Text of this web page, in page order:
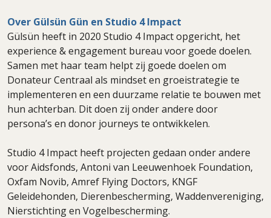
Over Gülsün Gün en Studio 4 Impact
Gülsün heeft in 2020 Studio 4 Impact opgericht, het
experience & engagement bureau voor goede doelen.
Samen met haar team helpt zij goede doelen om
Donateur Centraal als mindset en groeistrategie te
implementeren en een duurzame relatie te bouwen met
hun achterban. Dit doen zij onder andere door
persona’s en donor journeys te ontwikkelen.
Studio 4 Impact heeft projecten gedaan onder andere
voor Aidsfonds, Antoni van Leeuwenhoek Foundation,
Oxfam Novib, Amref Flying Doctors, KNGF
Geleidehonden, Dierenbescherming, Waddenvereniging,
Nierstichting en Vogelbescherming.